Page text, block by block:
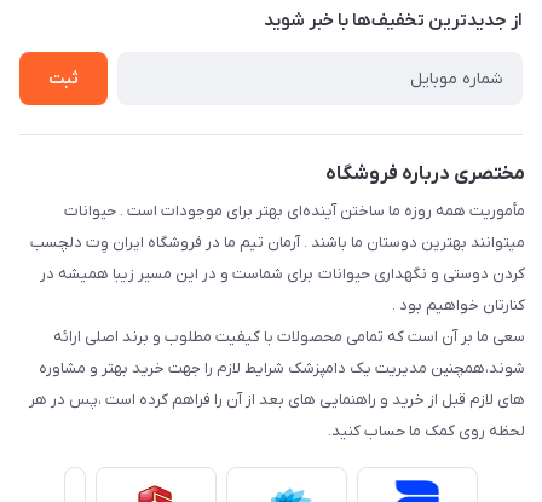
تماس با ما
سوالات متداول
شرایط ارسال رایگان
از جدید‌ترین تخفیف‌ها با‌ خبر شوید
ثبت
مختصری درباره فروشگاه
مأموریت همه روزه ما ساختن آینده‌ای بهتر برای موجودات است . حیوانات
میتوانند بهترین دوستان ما باشند . آرمان تیم ما در فروشگاه ایران وِت دلچسب
کردن دوستی و نگهداری حیوانات برای شماست و در این مسیر زیبا همیشه در
کنارتان خواهیم بود .
سعی ما بر آن است که تمامی محصولات با کیفیت مطلوب و برند اصلی ارائه
شوند،همچنین مدیریت یک دامپزشک شرایط لازم را جهت خرید بهتر و مشاوره
های لازم قبل از خرید و راهنمایی های بعد از آن را فراهم کرده است ،پس در هر
لحظه روی کمک ما حساب کنید.